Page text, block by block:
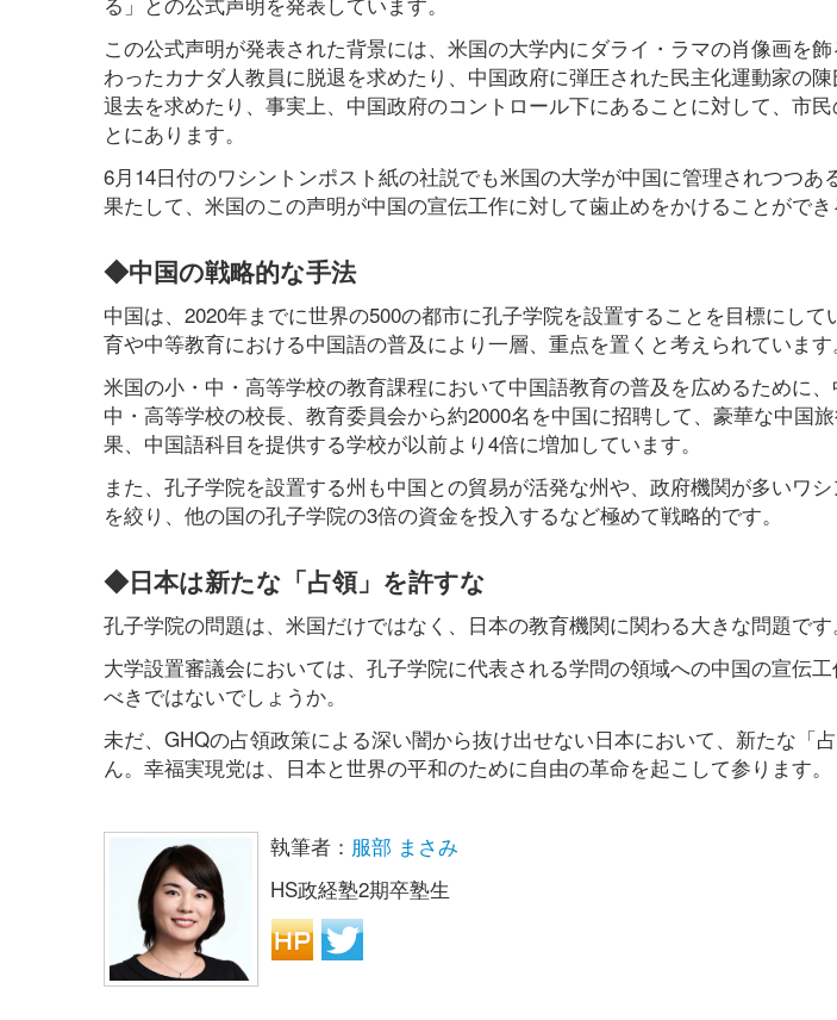
この公式声明が発表された背景には、米国の大学内にダライ・ラマの肖像画を
わったカナダ人教員に脱退を求めたり、中国政府に弾圧された民主化運動家の
退去を求めたり、事実上、中国政府のコントロール下にあることに対して、市
とにあります。
6月14日付のワシントンポスト紙の社説でも米国の大学が中国に管理されつつあ
果たして、米国のこの声明が中国の宣伝工作に対して歯止めをかけることができ
◆中国の戦略的な手法
中国は、2020年までに世界の500の都市に孔子学院を設置することを目標にし
育や中等教育における中国語の普及により一層、重点を置くと考えられています
米国の小・中・高等学校の教育課程において中国語教育の普及を広めるために
中・高等学校の校長、教育委員会から約2000名を中国に招聘して、豪華な中国
果、中国語科目を提供する学校が以前より4倍に増加しています。
また、孔子学院を設置する州も中国との貿易が活発な州や、政府機関が多いワ
を絞り、他の国の孔子学院の3倍の資金を投入するなど極めて戦略的です。
◆日本は新たな「占領」を許すな
孔子学院の問題は、米国だけではなく、日本の教育機関に関わる大きな問題です
大学設置審議会においては、孔子学院に代表される学問の領域への中国の宣伝
べきではないでしょうか。
未だ、GHQの占領政策による深い闇から抜け出せない日本において、新たな「
ん。幸福実現党は、日本と世界の平和のために自由の革命を起こして参ります。
執筆者： 服部 まさみ
HS政経塾2期卒塾生